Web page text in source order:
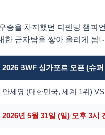
승을 차지했던 디펜딩 챔피
한 금자탑을 쌓아 올리게 됩
2026 BWF 싱가포르 오픈 (슈퍼
안세영 (대한민국, 세계 1위)
2026년 5월 31일 (일) 오후 3시